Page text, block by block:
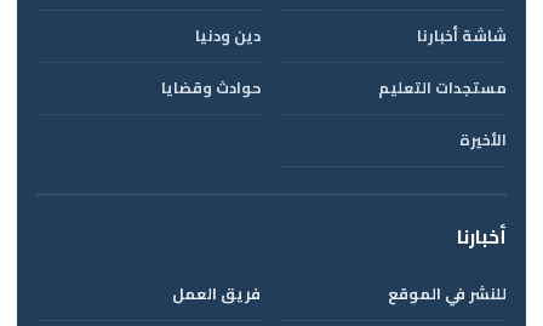
شاشة أخبارنا
دين ودنيا
مستجدات التعليم
حوادث وقضايا
الأخيرة
أخبارنا
للنشر في الموقع فريق العمل